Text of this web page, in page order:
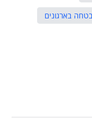
בארגונים